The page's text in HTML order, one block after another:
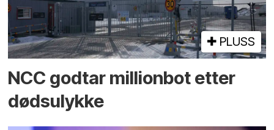
PLUSS
NCC godtar millionbot etter
dødsulykke